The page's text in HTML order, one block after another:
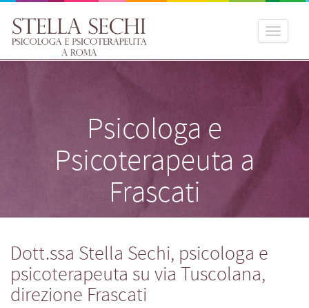
Toggle
Psicologa e
Psicoterapeuta a
Frascati
Dott.ssa Stella Sechi, psicologa e
psicoterapeuta su via Tuscolana,
direzione Frascati